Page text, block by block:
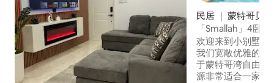
民居 ｜ 蒙特哥贝
「Smallah」4卧
村区域
欢迎来到小别墅（
我们宽敞优雅的4
于蒙特哥湾自由港
源非常适合一家人